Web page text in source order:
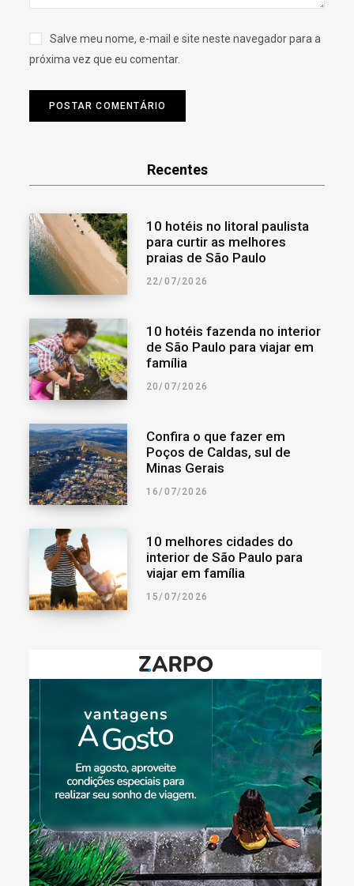
Salve meu nome, e-mail e site neste navegador para a
próxima vez que eu comentar.
Recentes
10 hotéis no litoral paulista
para curtir as melhores
praias de São Paulo
22/07/2026
10 hotéis fazenda no interior
de São Paulo para viajar em
família
20/07/2026
Confira o que fazer em
Poços de Caldas, sul de
Minas Gerais
16/07/2026
10 melhores cidades do
interior de São Paulo para
viajar em família
15/07/2026